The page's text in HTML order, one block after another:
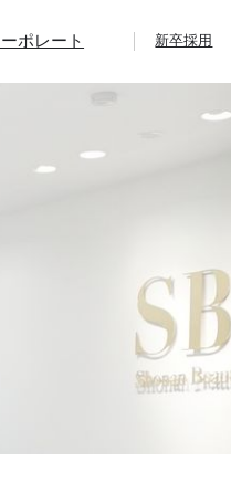
ポレート 新卒採用